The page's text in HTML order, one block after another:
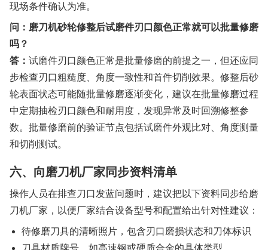
现场条件确认为准。
问：磨刀机砂轮修整后试磨件刃口颜色正常就可以批量修磨
吗？
答： 试磨件刃口颜色正常是批量修磨的前提之一，但还应同
步检查刃口粗糙度、角度一致性和首件切削效果。修整后砂
轮表面状态可能随批量修磨逐渐变化，建议在批量修磨过程
中定期抽检刃口颜色和耐用度，发现异常及时回溯修整参
数。批量修磨前的验证节点包括试磨件外观比对、角度测量
和切削测试。
六、向磨刀机厂家同步资料清单
操作人员在排查刀口发蓝问题时，建议把以下资料同步给磨
刀机厂家，以便厂家结合设备型号和配置给出针对性建议：
待修磨刀具的清晰照片，包含刃口磨损状态和刀体标识
刀具材质牌号，如高速钢或硬质合金的具体类型